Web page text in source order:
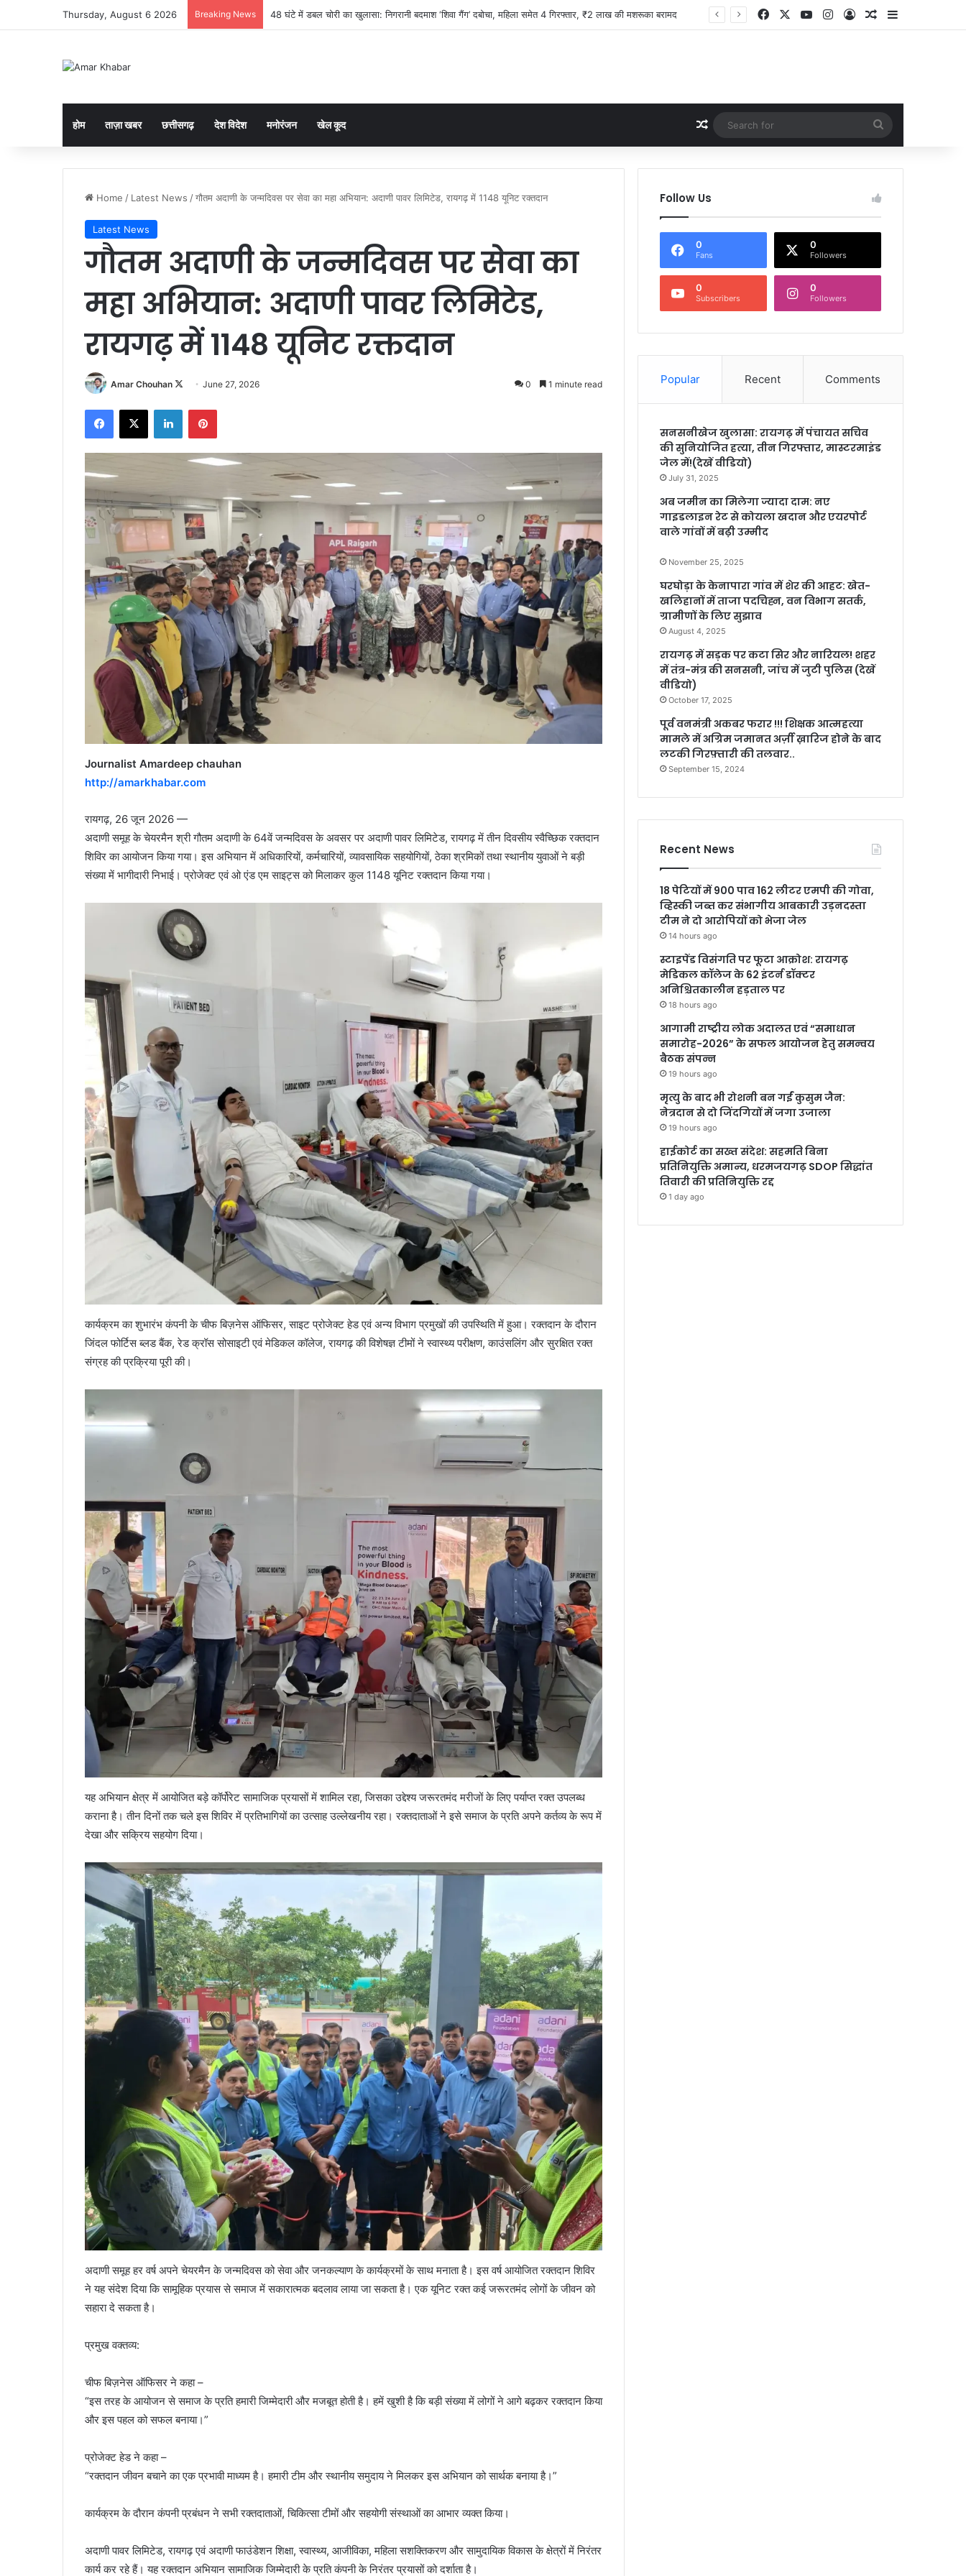
Thursday, August 6 2026 Breaking News 18 पेटियों में 900 पाव 162 लीटर एमपी की गोवा, व्हिस्की जब्त कर संभागीय आबकारी उड़नदस्ता टीम ने दो आरोपियों को भेजा जेल FacebookYouTubeInstagram
Log InRandom Article
Sidebar
होम ताज़ा खबर छत्तीसगढ़ देश विदेश मनोरंजन खेल कूद Random Article
for
Home / Latest News /गौतम अदाणी के जन्मदिवस पर सेवा का महा अभियान: अदाणी पावर लिमिटेड, रायगढ़ में 1148 यूनिट रक्तदान
Latest News
गौतम अदाणी के जन्मदिवस पर सेवा का
महा अभियान: अदाणी पावर लिमिटेड,
रायगढ़ में 1148 यूनिट रक्तदान
Amar Chouhan
FollowJune 27, 2026 0 1 minute read
Facebook
X LinkedInPinterest
Journalist Amardeep chauhan
http://amarkhabar.com
रायगढ़, 26 जून 2026 —
अदाणी समूह के चेयरमैन श्री गौतम अदाणी के 64वें जन्मदिवस के अवसर पर अदाणी पावर लिमिटेड, रायगढ़ में तीन दिवसीय स्वैच्छिक रक्तदान
शिविर का आयोजन किया गया। इस अभियान में अधिकारियों, कर्मचारियों, व्यावसायिक सहयोगियों, ठेका श्रमिकों तथा स्थानीय युवाओं ने बड़ी
संख्या में भागीदारी निभाई। प्रोजेक्ट एवं ओ एंड एम साइट्स को मिलाकर कुल 1148 यूनिट रक्तदान किया गया।
कार्यक्रम का शुभारंभ कंपनी के चीफ बिज़नेस ऑफिसर, साइट प्रोजेक्ट हेड एवं अन्य विभाग प्रमुखों की उपस्थिति में हुआ। रक्तदान के दौरान
जिंदल फोर्टिस ब्लड बैंक, रेड क्रॉस सोसाइटी एवं मेडिकल कॉलेज, रायगढ़ की विशेषज्ञ टीमों ने स्वास्थ्य परीक्षण, काउंसलिंग और सुरक्षित रक्त
संग्रह की प्रक्रिया पूरी की।
यह अभियान क्षेत्र में आयोजित बड़े कॉर्पोरेट सामाजिक प्रयासों में शामिल रहा, जिसका उद्देश्य जरूरतमंद मरीजों के लिए पर्याप्त रक्त उपलब्ध
कराना है। तीन दिनों तक चले इस शिविर में प्रतिभागियों का उत्साह उल्लेखनीय रहा। रक्तदाताओं ने इसे समाज के प्रति अपने कर्तव्य के रूप में
देखा और सक्रिय सहयोग दिया।
अदाणी समूह हर वर्ष अपने चेयरमैन के जन्मदिवस को सेवा और जनकल्याण के कार्यक्रमों के साथ मनाता है। इस वर्ष आयोजित रक्तदान शिविर
ने यह संदेश दिया कि सामूहिक प्रयास से समाज में सकारात्मक बदलाव लाया जा सकता है। एक यूनिट रक्त कई जरूरतमंद लोगों के जीवन को
सहारा दे सकता है।
प्रमुख वक्तव्य:
चीफ बिज़नेस ऑफिसर ने कहा –
“इस तरह के आयोजन से समाज के प्रति हमारी जिम्मेदारी और मजबूत होती है। हमें खुशी है कि बड़ी संख्या में लोगों ने आगे बढ़कर रक्तदान किया
और इस पहल को सफल बनाया।”
प्रोजेक्ट हेड ने कहा –
“रक्तदान जीवन बचाने का एक प्रभावी माध्यम है। हमारी टीम और स्थानीय समुदाय ने मिलकर इस अभियान को सार्थक बनाया है।”
कार्यक्रम के दौरान कंपनी प्रबंधन ने सभी रक्तदाताओं, चिकित्सा टीमों और सहयोगी संस्थाओं का आभार व्यक्त किया।
अदाणी पावर लिमिटेड, रायगढ़ एवं अदाणी फाउंडेशन शिक्षा, स्वास्थ्य, आजीविका, महिला सशक्तिकरण और सामुदायिक विकास के क्षेत्रों में निरंतर
कार्य कर रहे हैं। यह रक्तदान अभियान सामाजिक जिम्मेदारी के प्रति कंपनी के निरंतर प्रयासों को दर्शाता है।
Follow Us
0
Fans
0
Followers
0
Subscribers
0
Followers
Popular Recent Comments
सनसनीखेज खुलासा: रायगढ़ में पंचायत सचिव
की सुनियोजित हत्या, तीन गिरफ्तार, मास्टरमाइंड
जेल में!(देखें वीडियो)
July 31, 2025
अब जमीन का मिलेगा ज्यादा दाम: नए
गाइडलाइन रेट से कोयला खदान और एयरपोर्ट
वाले गांवों में बढ़ी उम्मीद
November 25, 2025
घरघोड़ा के केनापारा गांव में शेर की आहट: खेत-
खलिहानों में ताजा पदचिह्न, वन विभाग सतर्क,
ग्रामीणों के लिए सुझाव
August 4, 2025
रायगढ़ में सड़क पर कटा सिर और नारियल! शहर
में तंत्र-मंत्र की सनसनी, जांच में जुटी पुलिस (देखें
वीडियो)
October 17, 2025
पूर्व वनमंत्री अकबर फरार !!! शिक्षक आत्महत्या
मामले में अग्रिम जमानत अर्ज़ी ख़ारिज होने के बाद
लटकी गिरफ़्तारी की तलवार..
September 15, 2024
Recent News
18 पेटियों में 900 पाव 162 लीटर एमपी की गोवा,
व्हिस्की जब्त कर संभागीय आबकारी उड़नदस्ता
टीम ने दो आरोपियों को भेजा जेल
14 hours ago
स्टाइपेंड विसंगति पर फूटा आक्रोश: रायगढ़
मेडिकल कॉलेज के 62 इंटर्न डॉक्टर
अनिश्चितकालीन हड़ताल पर
18 hours ago
आगामी राष्ट्रीय लोक अदालत एवं “समाधान
समारोह-2026” के सफल आयोजन हेतु समन्वय
बैठक संपन्न
19 hours ago
मृत्यु के बाद भी रोशनी बन गईं कुसुम जैन:
नेत्रदान से दो जिंदगियों में जगा उजाला
19 hours ago
हाईकोर्ट का सख्त संदेश: सहमति बिना
प्रतिनियुक्ति अमान्य, धरमजयगढ़ SDOP सिद्धांत
तिवारी की प्रतिनियुक्ति रद्द
1 day ago